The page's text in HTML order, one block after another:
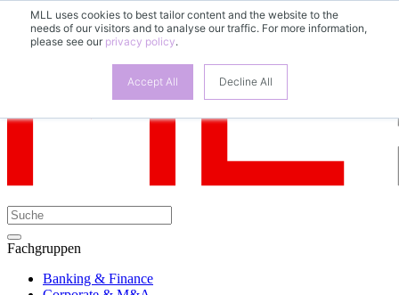
MLL uses cookies to best tailor content and the website to the
needs of our visitors and to analyse our traffic. For more information,
please see our privacy policy.
Accept All Decline All
Fachgruppen
Banking & Finance